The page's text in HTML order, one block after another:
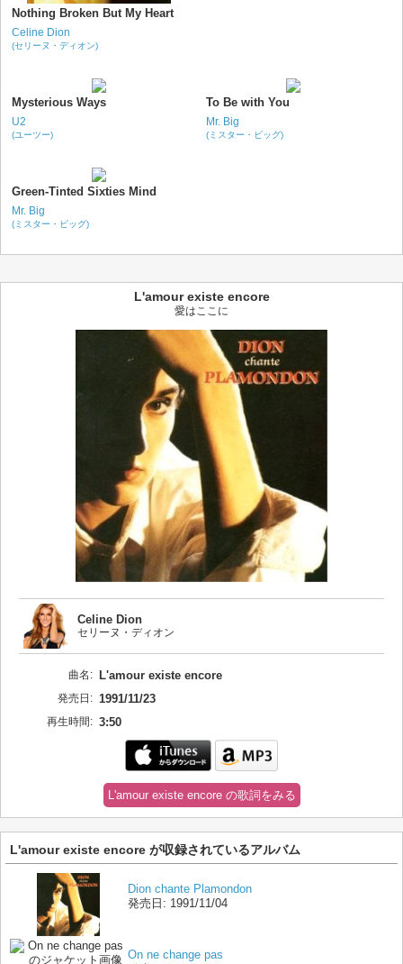
Nothing Broken But My Heart
Celine Dion
(セリーヌ・ディオン)
Mysterious Ways
U2
(ユーツー)
To Be with You
Mr. Big
(ミスター・ビッグ)
Green-Tinted Sixties Mind
Mr. Big
(ミスター・ビッグ)
L'amour existe encore
愛はここに
Celine Dion
セリーヌ・ディオン
曲名: L'amour existe encore
発売日: 1991/11/23
再生時間: 3:50
L'amour existe encore の歌詞をみる
L'amour existe encore が収録されているアルバム
Dion chante Plamondon
発売日: 1991/11/04
On ne change pas